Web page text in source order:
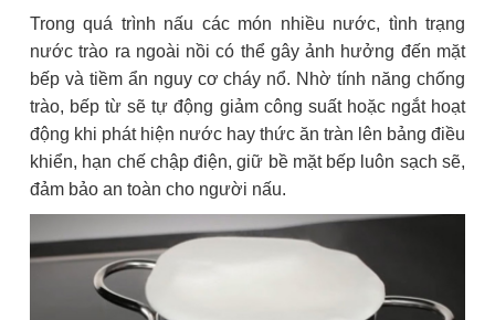
Trong quá trình nấu các món nhiều nước, tình trạng
nước trào ra ngoài nồi có thể gây ảnh hưởng đến mặt
bếp và tiềm ẩn nguy cơ cháy nổ. Nhờ tính năng chống
trào, bếp từ sẽ tự động giảm công suất hoặc ngắt hoạt
động khi phát hiện nước hay thức ăn tràn lên bảng điều
khiển, hạn chế chập điện, giữ bề mặt bếp luôn sạch sẽ,
đảm bảo an toàn cho người nấu.